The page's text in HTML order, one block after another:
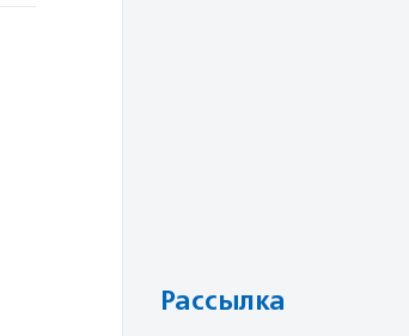
Рассылка